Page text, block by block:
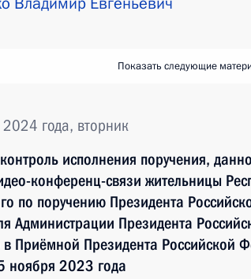
Показать следующие
года, вторник
исполнения поручения,
конференц-связи жительницы
по поручению Президента
Администрации Президента
в Приёмной Президента Российской
ноября 2023 года